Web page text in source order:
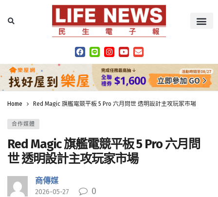
Home Red Magic 旗艦電競平板 5 Pro 六月問世 透明設計主攻玩家市場
合作媒體
Red Magic 旗艦電競平板 5 Pro 六月問
世 透明設計主攻玩家市場
商傳媒
2026-05-27 0